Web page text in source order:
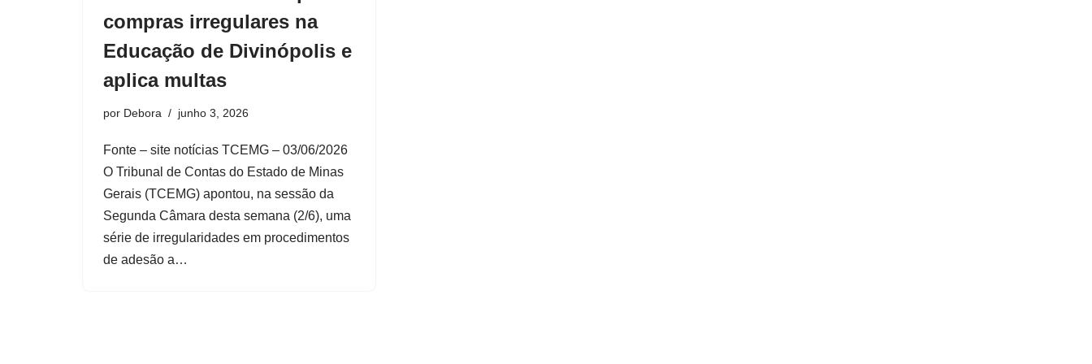
compras irregulares na
Educação de Divinópolis e
aplica multas
por Debora junho 3, 2026
Fonte – site notícias TCEMG – 03/06/2026
O Tribunal de Contas do Estado de Minas
Gerais (TCEMG) apontou, na sessão da
Segunda Câmara desta semana (2/6), uma
série de irregularidades em procedimentos
de adesão a…